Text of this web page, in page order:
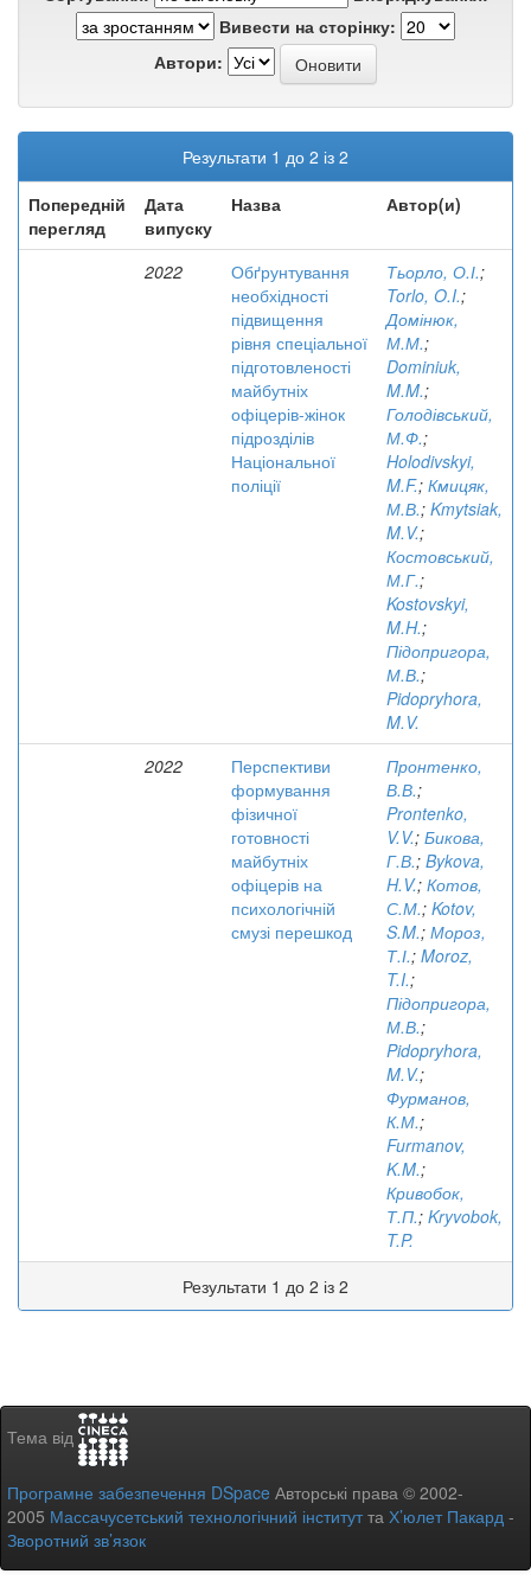
Вивести на сторінку:
Автори:
Результати 1 до 2 із 2
Попередній
перегляд
Дата
випуску
Назва Автор(и)
2022
Обґрунтування
необхідності
підвищення
рівня спеціальної
підготовленості
майбутніх
офіцерів-жінок
підрозділів
Національної
поліції
Тьорло, О.І.;
Torlo, O.I.;
Домінюк,
М.М.;
Dominiuk,
M.M.;
Голодівський,
М.Ф.;
Holodivskyi,
M.F.; Кмицяк,
М.В.; Kmytsiak,
M.V.;
Костовський,
М.Г.;
Kostovskyi,
M.H.;
Підопригора,
М.В.;
Pidopryhora,
M.V.
2022
Перспективи
формування
фізичної
готовності
майбутніх
офіцерів на
психологічній
смузі перешкод
Пронтенко,
В.В.;
Prontenko,
V.V.; Бикова,
Г.В.; Bykova,
H.V.; Котов,
С.М.; Kotov,
S.M.; Мороз,
Т.І.; Moroz,
T.I.;
Підопригора,
М.В.;
Pidopryhora,
M.V.;
Фурманов,
К.М.;
Furmanov,
K.M.;
Кривобок,
Т.П.; Kryvobok,
T.P.
Результати 1 до 2 із 2
Тема від
Програмне забезпечення DSpace Авторські права © 2002-
2005 Массачусетський технологічний інститутта Х’юлет Пакард -
Зворотний зв’язок